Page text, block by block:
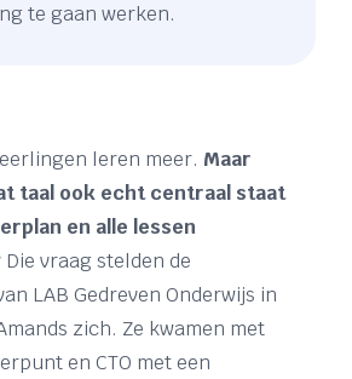
te gaan werken.
leren meer. Maar
taal ook echt centraal staat
en alle lessen
Die vraag stelden de
LAB Gedreven Onderwijs in
zich. Ze kwamen met
en CTO met een